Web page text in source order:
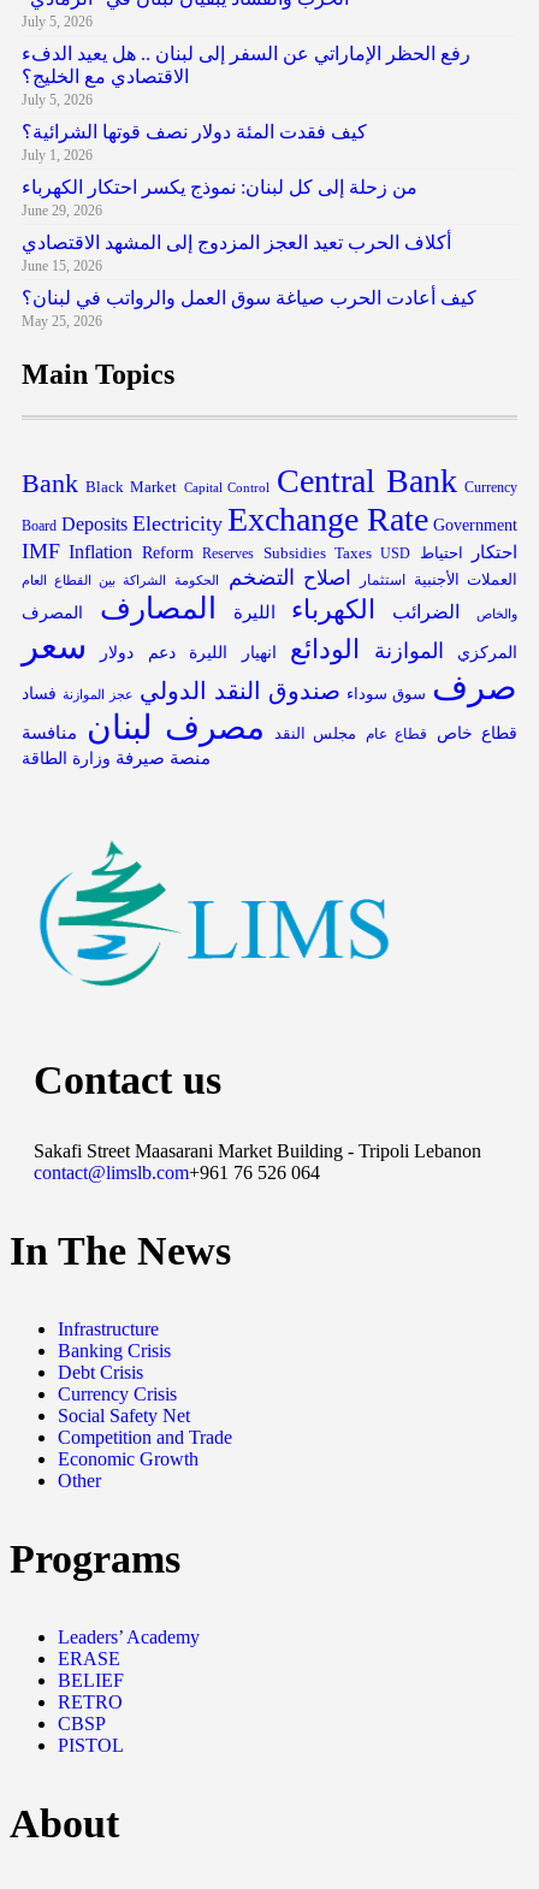
July 5, 2026
رفع الحظر الإماراتي عن السفر إلى لبنان .. هل يعيد الدفء
الاقتصادي مع الخليج؟
July 5, 2026
كيف فقدت المئة دولار نصف قوتها الشرائية؟
July 1, 2026
من زحلة إلى كل لبنان: نموذج يكسر احتكار الكهرباء
June 29, 2026
أكلاف الحرب تعيد العجز المزدوج إلى المشهد الاقتصادي
June 15, 2026
كيف أعادت الحرب صياغة سوق العمل والرواتب في لبنان؟
May 25, 2026
Main Topics
Bank Black Market Capital Control Central Bank Currency
Board Deposits Electricity Exchange Rate Government
IMF Inflation Reform Reserves Subsidies Taxes USD احتكار
احتياط
العملات الأجنبية
استثمار اصلاح التضخم الحكومة الشراكة بين القطاع العام
والخاص الضرائب الكهرباء الليرة المصارف المصرف
المركزي الموازنة الودائع انهيار الليرة دعم دولار
سعر
صرف سوق سوداء صندوق النقد الدولي عجز الموازنة فساد
قطاع خاص قطاع عام مجلس النقد مصرف لبنان
منافسة
منصة صيرفة وزارة الطاقة
Contact us
Sakafi Street Maasarani Market Building - Tripoli Lebanon
contact@limslb.com+961 76 526 064
In The News
Infrastructure
Banking Crisis
Debt Crisis
Currency Crisis
Social Safety Net
Competition and Trade
Economic Growth
Other
Programs
Leaders’ Academy
ERASE
BELIEF
RETRO
CBSP
PISTOL
About